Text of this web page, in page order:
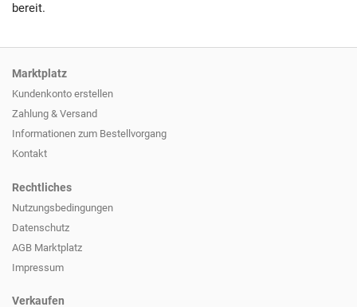
bereit.
Marktplatz
Kundenkonto erstellen
Zahlung & Versand
Informationen zum Bestellvorgang
Kontakt
Rechtliches
Nutzungsbedingungen
Datenschutz
AGB Marktplatz
Impressum
Verkaufen